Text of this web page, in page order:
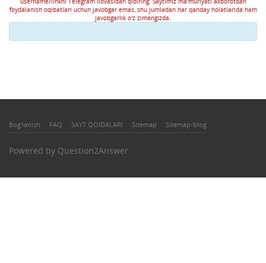
foydalanish oqibatlari uchun javobgar emas, shu jumladan har qanday holatlarida ham
javobgarlik o'z zimangizda.
Bog'lanish FAQ SAYT QOIDALARI Sitemap Sitemap-blog
Powered by Question2Answer